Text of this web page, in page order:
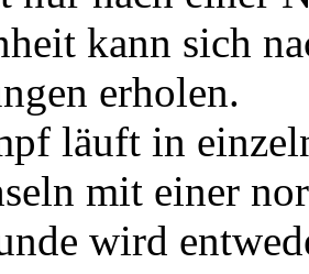
kann sich
erholen.
läuft in
mit einer
wird